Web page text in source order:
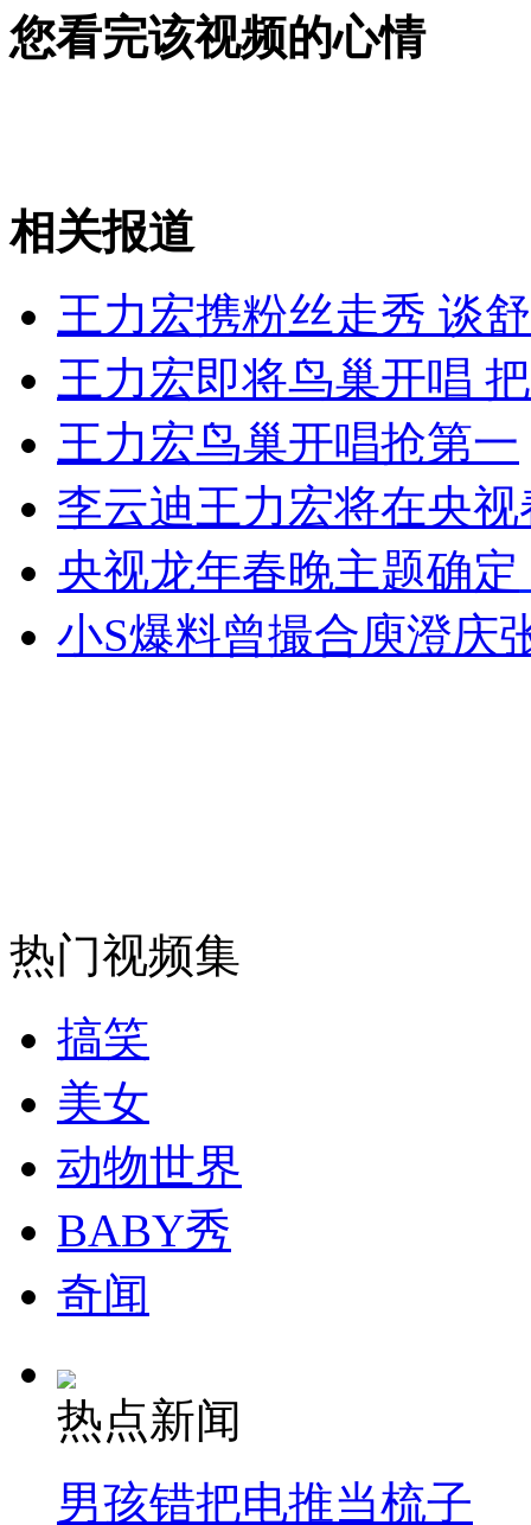
舒淇怒关微博 因深陷"赵甄战"
山西运城恶犬咬伤多人 警民合力深夜将其击毙
女孩北京地铁殴打老人 痛下狠手拳打脚踢
无痛分娩是否安全 医生回应
外交部：反对强权政治霸凌主义
外交部：有关国家言论片面不公正
纽约上演“枕头大战”
司机酒驾遇交警 急速倒车逃窜
您看完该视频的心情
相关报道
王力宏携粉丝走秀 谈
王力宏即将鸟巢开唱
王力宏鸟巢开唱抢第一
李云迪王力宏将在央
央视龙年春晚主题确定
小S爆料曾撮合庾澄庆
热门视频集
搞笑
美女
动物世界
BABY秀
奇闻
热点新闻
男孩错把电推当梳子